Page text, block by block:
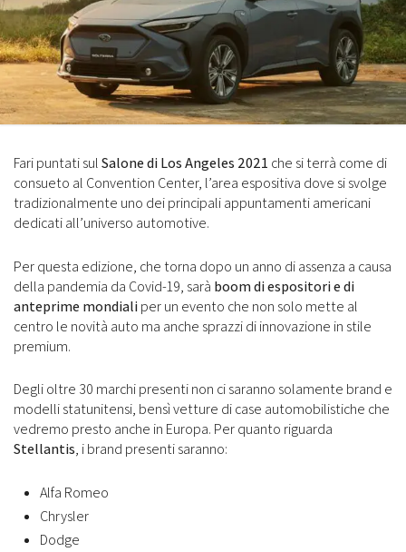
Fari puntati sulSalone di Los Angeles 2021 che si terrà come di
consueto al Convention Center, l’area espositiva dove si svolge
tradizionalmente uno dei principali appuntamenti americani
dedicati all’universo automotive.
Per questa edizione, che torna dopo un anno di assenza a causa
della pandemia da Covid-19, sarà boom di espositori e di
anteprime mondialiper un evento che non solo mette al
centro le novità auto ma anche sprazzi di innovazione in stile
premium.
Degli oltre 30 marchi presenti non ci saranno solamente brand e
modelli statunitensi, bensì vetture di case automobilistiche che
vedremo presto anche in Europa. Per quanto riguarda
Stellantis, i brand presenti saranno:
Alfa Romeo
Chrysler
Dodge